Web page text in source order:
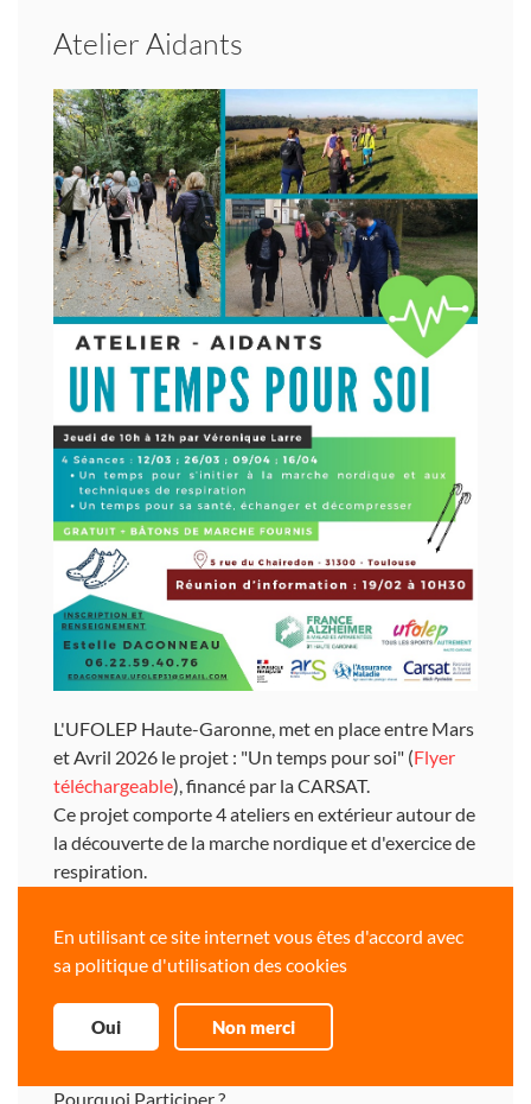
Atelier Aidants
L'UFOLEP Haute-Garonne, met en place entre Mars
et Avril 2026 le projet : "Un temps pour soi" (Flyer
téléchargeable), financé par la CARSAT.
Ce projet comporte 4 ateliers en extérieur autour de
la découverte de la marche nordique et d'exercice de
respiration.
de répit et de décompression !
=> Vous ou un de vos proches êtes aidant ! Ce projet
ATTENTION : Réservation PRIORITAIRE pour les
AIDANTS ayant 60 ANS OU PLUS !
Pourquoi Participer ?
En utilisant ce site internet vous êtes d'accord avec
sa politique d'utilisation des cookies
Oui Non merci